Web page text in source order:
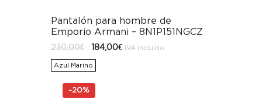
Pantalón para hombre de
Emporio Armani – 8N1P151NGCZ
230,00€
El
original
era:
184,00€ElIVA incluido
Azul Marino
-20%